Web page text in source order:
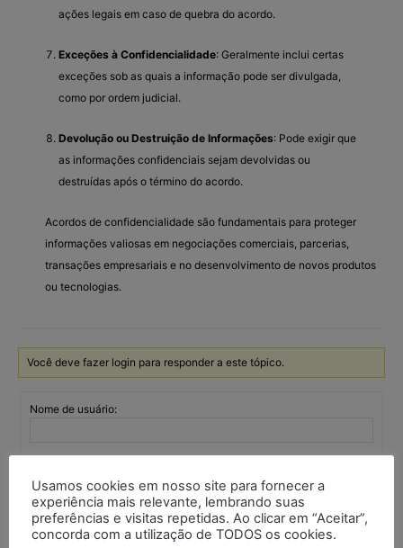
ações legais em caso de quebra do acordo.
Exceções à Confidencialidade: Geralmente inclui certas
exceções sob as quais a informação pode ser divulgada,
como por ordem judicial.
Devolução ou Destruição de Informações: Pode exigir que
as informações confidenciais sejam devolvidas ou
destruídas após o término do acordo.
Acordos de confidencialidade são fundamentais para proteger
informações valiosas em negociações comerciais, parcerias,
transações empresariais e no desenvolvimento de novos produtos
ou tecnologias.
Você deve fazer login para responder a este tópico.
Nome de usuário:
Mantenha-me
autenticado
Usamos cookies em nosso site para fornecer a
experiência mais relevante, lembrando suas
preferências e visitas repetidas. Ao clicar em “Aceitar”,
concorda com a utilização de TODOS os cookies.